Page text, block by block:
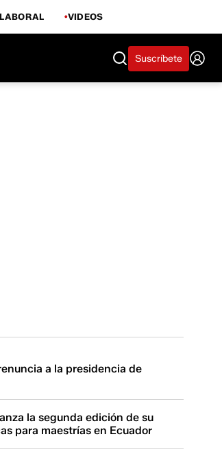
VIDEOS
Suscríbete
a la presidencia de
la segunda edición de su
para maestrías en Ecuador